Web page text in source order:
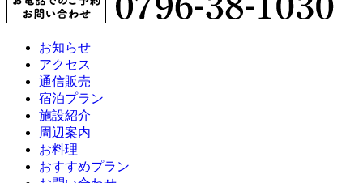
お知らせ
アクセス
通信販売
宿泊プラン
施設紹介
周辺案内
お料理
おすすめプラン